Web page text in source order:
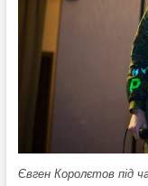
Євген Королєтов під